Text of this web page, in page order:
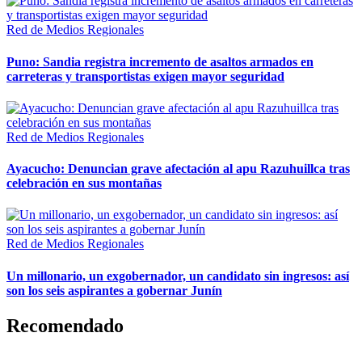
Red de Medios Regionales
Puno: Sandia registra incremento de asaltos armados en
carreteras y transportistas exigen mayor seguridad
Red de Medios Regionales
Ayacucho: Denuncian grave afectación al apu Razuhuillca tras
celebración en sus montañas
Red de Medios Regionales
Un millonario, un exgobernador, un candidato sin ingresos: así
son los seis aspirantes a gobernar Junín
Recomendado